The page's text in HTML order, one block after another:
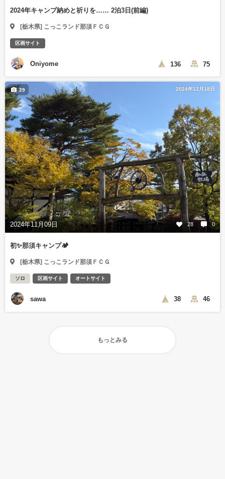
2024年キャンプ納めと祈りを…… 2泊3日(前編)
[栃木県] こっこランド那須ＦＣＧ
区画サイト
Oniyome 136 75
2024年12月18日
2024年11月09日 28 0
29
初✨那須キャンプ🏕️
[栃木県] こっこランド那須ＦＣＧ
ソロ 区画サイト オートサイト
sawa 38 46
もっとみる